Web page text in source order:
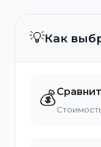
💡Как
💰